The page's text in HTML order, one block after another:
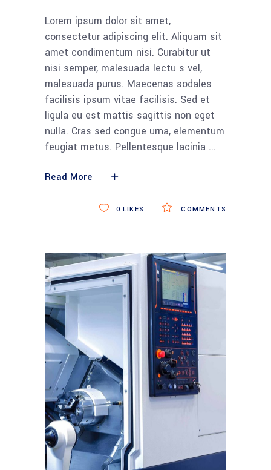
Lorem ipsum dolor sit amet,
consectetur adipiscing elit. Aliquam sit
amet condimentum nisi. Curabitur ut
nisi semper, malesuada lectu s vel,
malesuada purus. Maecenas sodales
facilisis ipsum vitae facilisis. Sed et
ligula eu est mattis sagittis non eget
nulla. Cras sed congue urna, elementum
feugiat metus. Pellentesque lacinia
Read More
COMMENTS
0 LIKES